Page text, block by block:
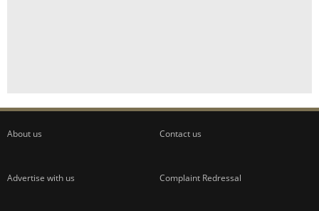
About us Contact us
Advertise with us Complaint Redressal